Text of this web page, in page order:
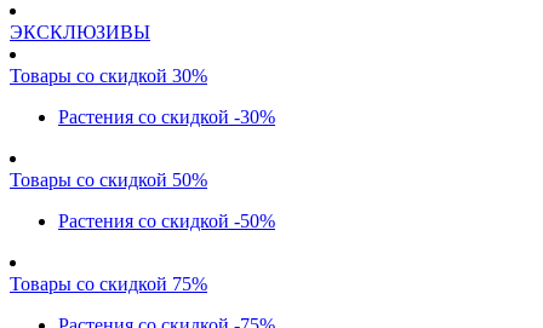
ЭКСКЛЮЗИВЫ
Товары со скидкой 30%
Растения со скидкой -30%
Товары со скидкой 50%
Растения со скидкой -50%
Товары со скидкой 75%